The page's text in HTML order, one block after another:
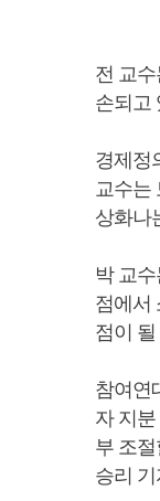
전 교
손되고
경제정
교수는
상화나
박 교
점에서
점이
참여연
자 지
부 조
승리